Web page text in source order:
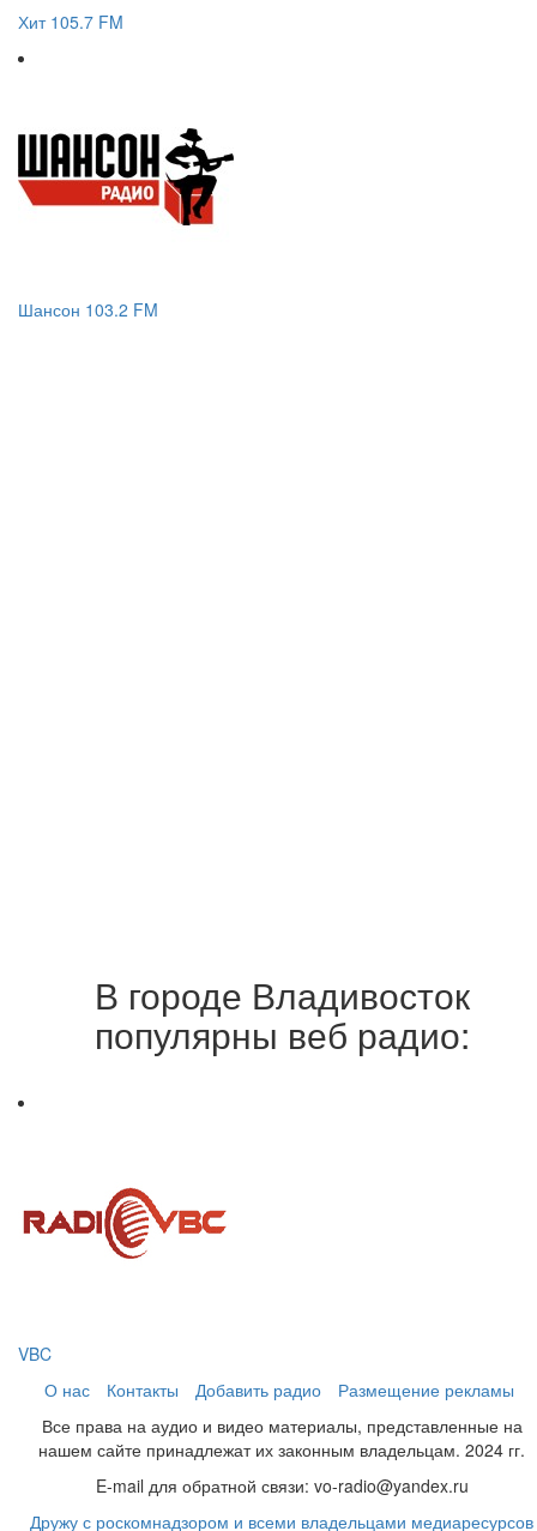
Хит 105.7 FM
Шансон 103.2 FM
В городе Владивосток
популярны веб радио:
VBC
О нас
Контакты Добавить радио
Размещение рекламы
Все права на аудио и видео материалы, представленные на
нашем сайте принадлежат их законным владельцам. 2024 гг.
E-mail для обратной связи: vo-radio@yandex.ru
Дружу с роскомнадзором и всеми владельцами медиаресурсов